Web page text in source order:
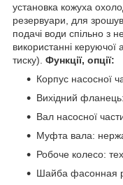
установка кожуха
резервуари, для
подачі води спільно з
використанні
тиску). Функції, опції:
Корпус насосної
Вихідний
Вал насосної
Муфта вала:
Робоче колесо:
Шайба фасонная